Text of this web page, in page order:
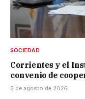
SOCIEDAD
Corrientes y el
convenio de
5 de agosto de 2026